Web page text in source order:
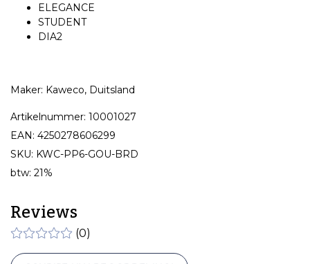
ELEGANCE
STUDENT
DIA2
Maker: Kaweco, Duitsland
Artikelnummer: 10001027
EAN: 4250278606299
SKU: KWC-PP6-GOU-BRD
btw: 21%
Reviews
(0)